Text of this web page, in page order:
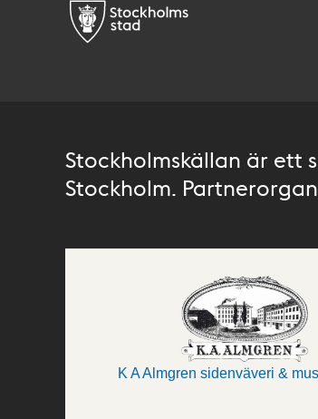
Stockholmskällan är ett
Stockholm.
K A Almgren sidenväveri &